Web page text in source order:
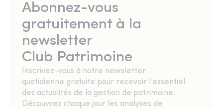
Abonnez-vous
gratuitement à la
newsletter
Club Patrimoine
Inscrivez-vous à notre newsletter
quotidienne gratuite pour recevoir l’essentiel
des actualités de la gestion de patrimoine.
Découvrez chaque jour les analyses de